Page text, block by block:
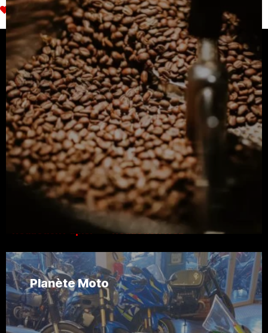
Planète Moto
0
Saint-Tropez
Architecte
Arts & Déco
Galerie d’art
Immobiliers
L'offre Digital
Les Vins
Mode
Portraits
Restaurants
Yachts
Monaco
Artisans
Bijouteries
Garages
Les plages
Interviews
Les voiles de Saint Tropez
Motos
Reportages
Salon de coiffure
.
Rédaction Papier
l’Offre Papier & Digitale
Impressions
Rédaction Web
La Bannière Digitale
l’Offre Digitale
Studio Créatif
L'expression en images